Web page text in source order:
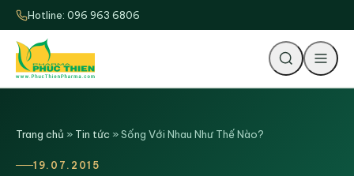
Hotline: 096 963 6806
Trang chủ » Tin tức »Sống Với Nhau Như Thế Nào?
19.07.2015